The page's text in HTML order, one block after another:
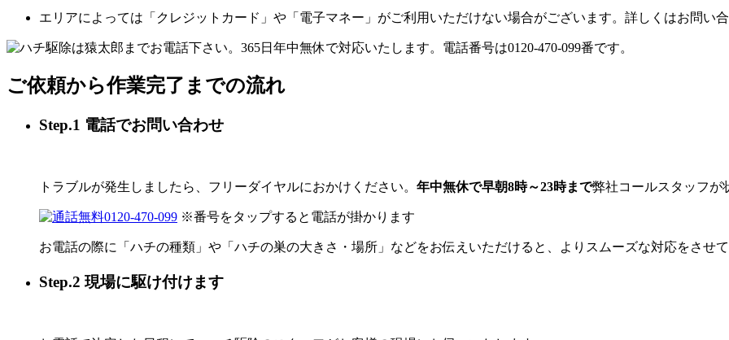
エリアによっては「クレジットカード」や「電子マネー」がご利用いただけない場合がございます。詳しくはお問い
ご依頼から作業完了までの流れ
Step.1 電話でお問い合わせ
トラブルが発生しましたら、フリーダイヤルにおかけください。 年中無休で早朝8時～23時まで弊社コールスタッフが
0120-470-099 ※番号をタップすると電話が掛かります
お電話の際に「ハチの種類」や「ハチの巣の大きさ・場所」などをお伝えいただけると、よりスムーズな対応をさせて
Step.2 現場に駆け付けます